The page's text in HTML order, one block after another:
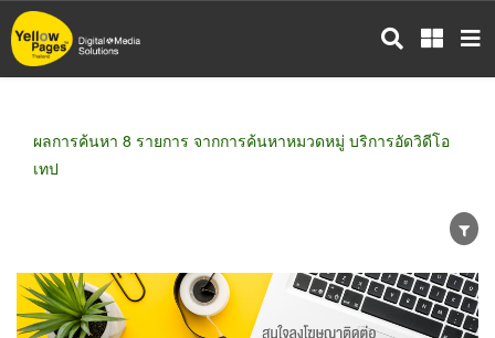
ข้าม
ไป
ผลการค้นหา 8 รายการ จากการค้นหาหมวดหมู่ บริการอัดวิดีโอ
เทป
ขายส่ง ขายปลีก ผู้ผลิต
ตัวแทนจัดจำหน่าย